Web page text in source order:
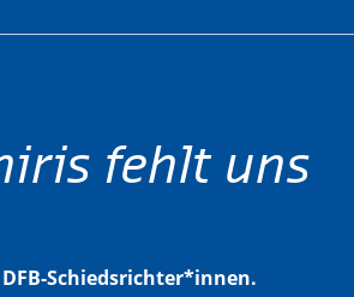
fehlt uns
Schiedsrichter*innen.